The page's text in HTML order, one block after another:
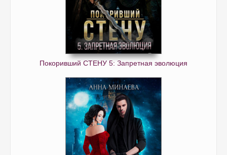
Покоривший СТЕНУ 5: Запретная эволюция